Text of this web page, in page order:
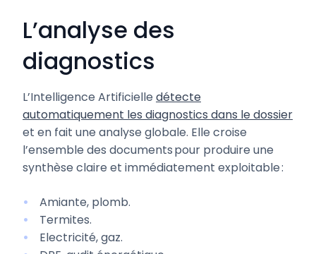
L’analyse des
diagnostics
L’Intelligence Artificielle détecte
automatiquement les diagnostics dans le dossier
et en fait une analyse globale. Elle croise
l’ensemble des documents pour produire une
synthèse claire et immédiatement exploitable :
Amiante, plomb.
Termites.
Electricité, gaz.